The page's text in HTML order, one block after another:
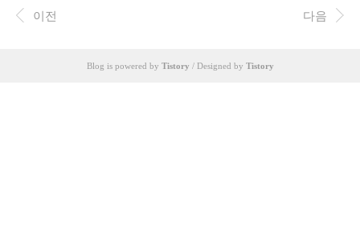
(...); ... }ex1 - 무한루프 public class Code01 { public static void main(S
tring[] args) { func(); } private static void func() { System.out.println
이전 다음
Blog is powered by Tistory / Designed by Tistory